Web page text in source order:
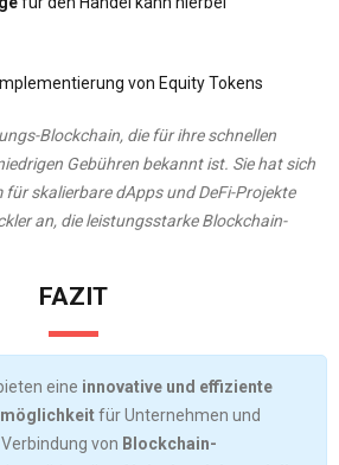
Blockchain, die für ihre schnellen
Gebühren bekannt ist. Sie hat sich
skalierbare dApps und DeFi-Projekte
an, die leistungsstarke Blockchain-
FAZIT
eine innovative und effiziente
für Unternehmen und
von Blockchain-